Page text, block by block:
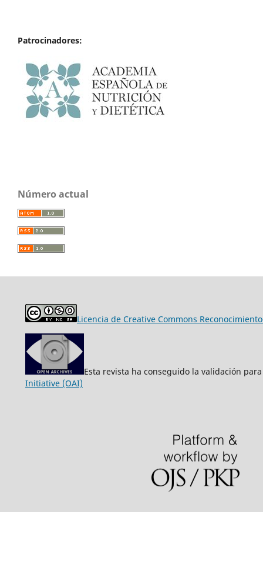
Patrocinadores:
Número actual
Licencia de Creative Commons
Esta revista ha conseguido la validación
Initiative (OAI)